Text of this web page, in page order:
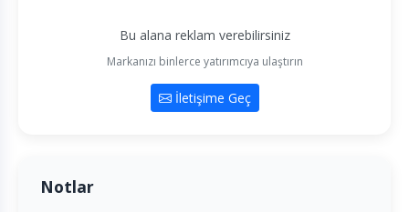
Bu alana reklam verebilirsiniz
Markanızı binlerce yatırımcıya ulaştırın
İletişime Geç
Notlar